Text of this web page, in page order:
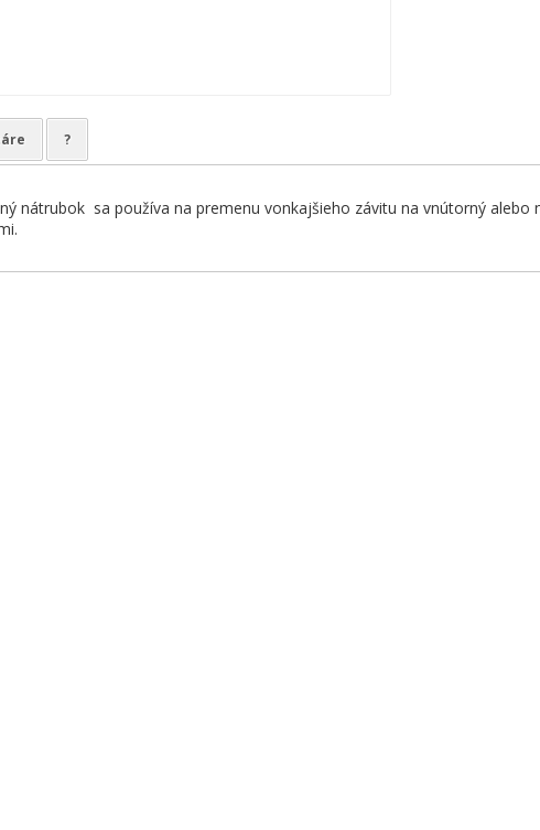
?
nátrubok sa používa na premenu vonkajšieho závitu na vnútorný